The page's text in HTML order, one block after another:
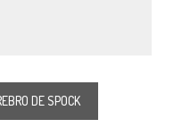
DE SPOCK